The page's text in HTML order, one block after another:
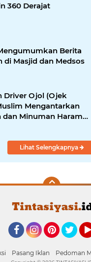
360 Derajat
Berita
di Masjid dan Medsos
Driver Ojol (Ojek
Mengantarkan
dan Minuman Haram
Lihat Selengkapnya
Pasang Iklan Pedoman